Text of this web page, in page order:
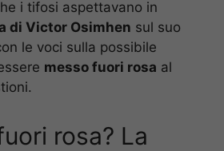
i tifosi aspettavano in
di Victor Osimhen sul suo
le voci sulla possibile
messo fuori rosa al
rosa? La